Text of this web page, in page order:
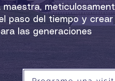
maestra,
paso del tiempo y crear
las generaciones